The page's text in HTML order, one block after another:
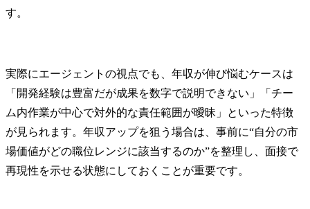
す。
実際にエージェントの視点でも、年収が伸び悩むケースは
「開発経験は豊富だが成果を数字で説明できない」「チー
ム内作業が中心で対外的な責任範囲が曖昧」といった特徴
が見られます。年収アップを狙う場合は、事前に“自分の市
場価値がどの職位レンジに該当するのか”を整理し、面接で
再現性を示せる状態にしておくことが重要です。